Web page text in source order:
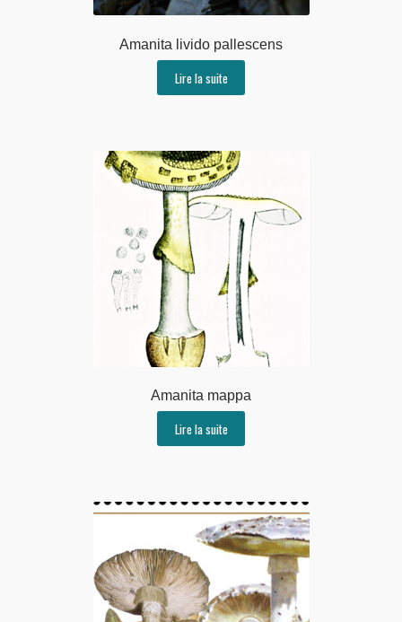
Amanita livido pallescens
Lire la suite
Amanita mappa
Lire la suite